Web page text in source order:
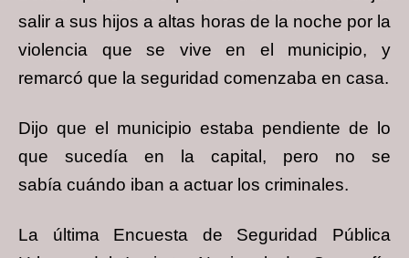
salir a sus hijos a altas horas de la noche por la
violencia que se vive en el municipio, y
remarcó que la seguridad comenzaba en casa.
Dijo que el municipio estaba pendiente de lo
que sucedía en la capital, pero no se
sabía cuándo iban a actuar los criminales.
La última Encuesta de Seguridad Pública